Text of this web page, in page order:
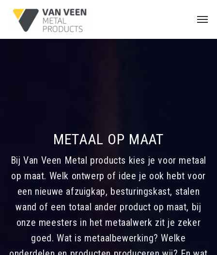
METAAL OP MAAT
Bij Van Veen Metal products kies je voor metaal
op maat. Welk ontwerp of idee je ook hebt voor
een nieuwe afzuigkap, besturingskast, stalen
wand of een totaal ander product op maat, bij
onze meesters in het metaalwerk zit je zeker
goed. Wat is metaalbewerking? Welke